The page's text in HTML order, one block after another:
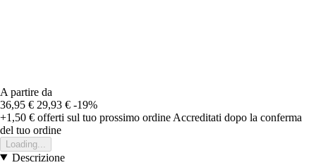
A partire da
36,95 € 29,93 € -19%
+1,50 € offerti sul tuo prossimo ordine Accreditati dopo la conferma
del tuo ordine
Loading...
Descrizione